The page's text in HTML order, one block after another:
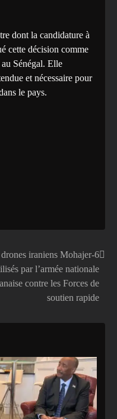
dont la candidature à
cette décision comme
Sénégal. Elle
et nécessaire pour
le pays.
iraniens Mohajer-6
par l’armée nationale
contre les Forces de
soutien rapide